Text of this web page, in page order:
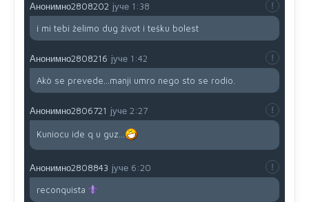
Анонимно2808202 јуче 1:38
i mi tebi želimo dug život i tešku bolest
Анонимно2808216 јуче 1:42
Akò se prevede...manji umro nego sto se rodio.
Анонимно2806721 јуче 2:27
Kuniocu ide q u guz...
Анонимно2808843 јуче 6:20
reconquista